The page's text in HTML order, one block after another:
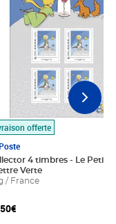
panier
offerte
4 timbres - Le Petit
Verte
/ France